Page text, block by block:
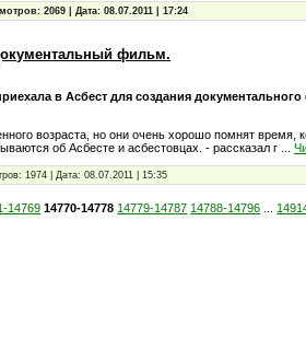
2069 |Дата: 08.07.2011 |17:24
фильм.
в Асбест для создания
возраста, но они очень хорошо помнят время,
об Асбесте и асбестовцах. - рассказал г
...
1974 Дата: 08.07.2011 |15:35
14769 14770-14778 14779-14787 14788-14796